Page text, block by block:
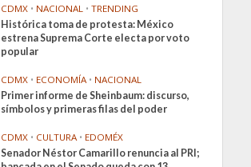
CDMX • NACIONAL • TRENDING
Histórica toma de protesta: México
estrena Suprema Corte electa por voto
popular
CDMX • ECONOMÍA • NACIONAL
Primer informe de Sheinbaum: discurso,
símbolos y primeras filas del poder
CDMX • CULTURA • EDOMÉX
Senador Néstor Camarillo renuncia al PRI;